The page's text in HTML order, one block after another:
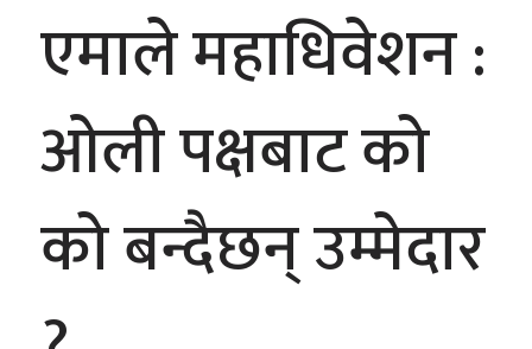
एमाले महाधिवेशन :
ओली पक्षबाट को
को बन्दैछन् उम्मेदार